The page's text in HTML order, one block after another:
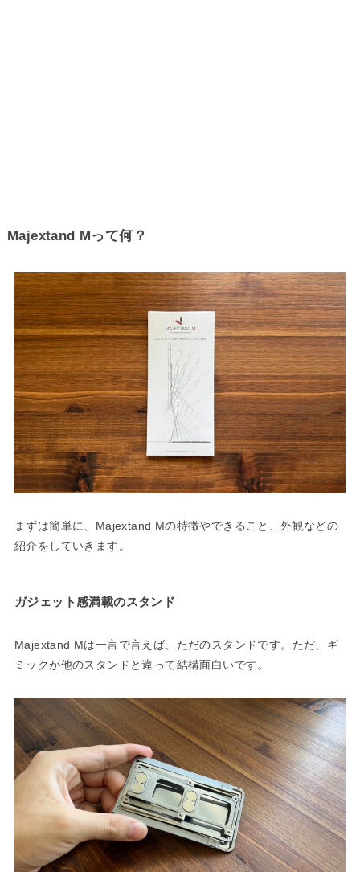
Majextand Mって何？
まずは簡単に、Majextand Mの特徴やできること、外観などの
紹介をしていきます。
ガジェット感満載のスタンド
Majextand Mは一言で言えば、ただのスタンドです。ただ、ギ
ミックが他のスタンドと違って結構面白いです。